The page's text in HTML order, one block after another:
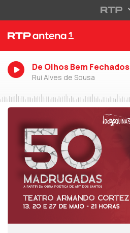
De Olhos Bem Fechados
Rui Alves de Sousa